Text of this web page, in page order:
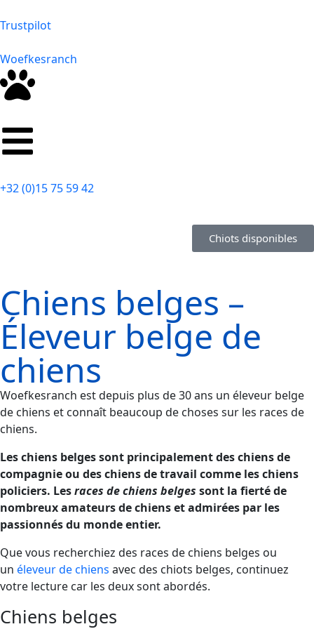
Trustpilot
Woefkesranch
+32 (0)15 75 59 42
Chiots disponibles
Chiens belges –
Éleveur belge de
chiens
Woefkesranch est depuis plus de 30 ans un éleveur belge
de chiens et connaît beaucoup de choses sur les races de
chiens.
Les chiens belges sont principalement des chiens de
compagnie ou des chiens de travail comme les chiens
policiers. Lesraces de chiens belges sont la fierté de
nombreux amateurs de chiens et admirées par les
passionnés du monde entier.
Que vous recherchiez des races de chiens belges ou
un éleveur de chiens avec des chiots belges, continuez
votre lecture car les deux sont abordés.
Chiens belges